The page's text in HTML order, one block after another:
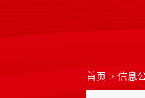
首页 > 信息